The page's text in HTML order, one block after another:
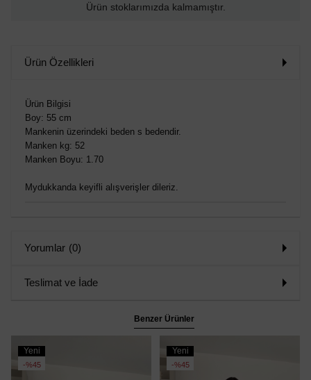
Ürün stoklarımızda kalmamıştır.
Ürün Özellikleri
Ürün Bilgisi
Boy: 55 cm
Mankenin üzerindeki beden s bedendir.
Manken kg: 52
Manken Boyu: 1.70
Mydukkanda keyifli alışverişler dileriz.
Yorumlar (0)
Teslimat ve İade
Benzer Ürünler
Yeni
Ürün
%45
Yeni
Ürün
%45